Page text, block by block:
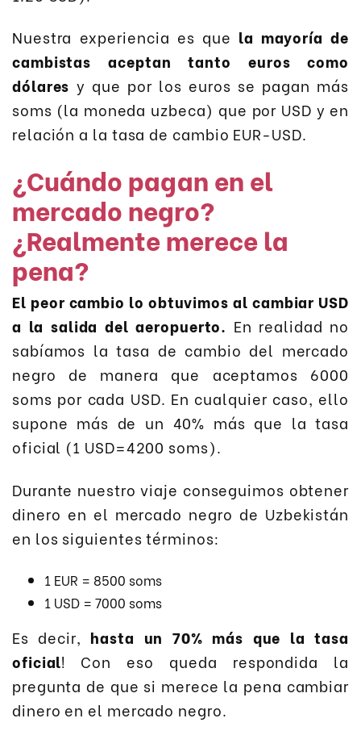
Nuestra experiencia es que la mayoría de
cambistas aceptan tanto euros como
dólares y que por los euros se pagan más
soms (la moneda uzbeca) que por USD y en
relación a la tasa de cambio EUR-USD.
¿Cuándo pagan en el
mercado negro?
¿Realmente merece la
pena?
El peor cambio lo obtuvimos al cambiar USD
a la salida del aeropuerto. En realidad no
sabíamos la tasa de cambio del mercado
negro de manera que aceptamos 6000
soms por cada USD. En cualquier caso, ello
supone más de un 40% más que la tasa
oficial (1 USD=4200 soms).
Durante nuestro viaje conseguimos obtener
dinero en el mercado negro de Uzbekistán
en los siguientes términos:
1 EUR = 8500 soms
1 USD = 7000 soms
Es decir, hasta un 70% más que la tasa
oficial! Con eso queda respondida la
pregunta de que si merece la pena cambiar
dinero en el mercado negro.